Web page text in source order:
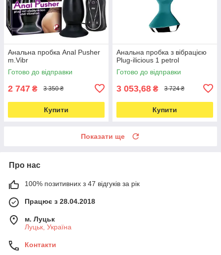
Анальна пробка Anal Pusher
m.Vibr
Готово до відправки
2 747 ₴ 3 350 ₴
Купити
Анальна пробка з вібрацією
Plug-ilicious 1 petrol
Готово до відправки
3 053,68 ₴ 3 724 ₴
Купити
Показати ще
Про нас
100% позитивних з 47 відгуків за рік
Працює з 28.04.2018
м. Луцьк
Луцьк, Україна
Контакти